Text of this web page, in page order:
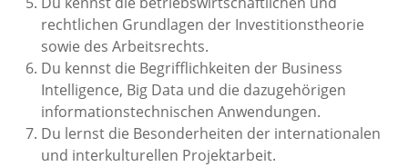
rechtlichen Grundlagen der Investitionstheorie
sowie des Arbeitsrechts.
Du kennst die Begrifflichkeiten der Business
Intelligence, Big Data und die dazugehörigen
informationstechnischen Anwendungen.
Du lernst die Besonderheiten der internationalen
und interkulturellen Projektarbeit.